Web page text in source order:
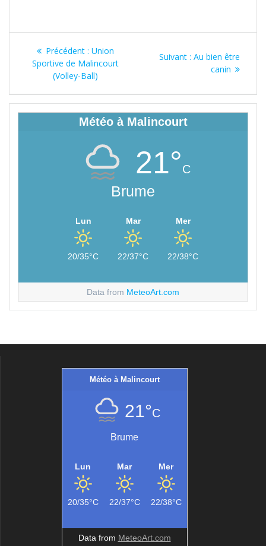
Navigation
de
l’article
Précédent : Article
précédent
:
Union
Sportive de Malincourt
(Volley-Ball)
Suivant : Article
suivant
Au bien être
canin
Météo à Malincourt
21°C
Brume
Lun
20/35°C
Mar
22/37°C
Mer
22/38°C
Data from MeteoArt.com
Météo à Malincourt
21°C
Brume
Lun
20/35°C
Mar
22/37°C
Mer
22/38°C
Data from MeteoArt.com